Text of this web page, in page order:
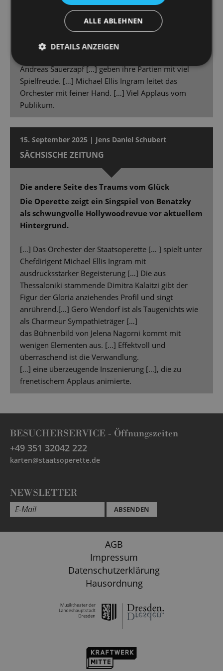
Kalaitzi gibt der Rolle in Präsenz, Spiel und Stimme
ein durch und durch eigenes und überzeugendes
Gepräge. Kalaitzi ist in Ausstrahlung und Können
etwas Besonderes im Ensemble der Staatsoperette.
Andreas Sauerzapf […] geben ihre Partien mit viel
Spielfreude. […] Michael Ellis Ingram leitet das
Orchester mit feiner Hand. […] Viel Applaus vom
Publikum.
15. September 2025 | Jens Daniel Schubert
SÄCHSISCHE ZEITUNG
Die andere Seite des Traums vom Glück
Die Operette zeigt ein Singspiel von Benatzky
als schwungvolle Hollywoodrevue vor aktuellem
Hintergrund.
[…] Das Orchester der Staatsoperette [… ] spielt unter
Chefdirigent Michael Ellis Ingram mit
ausdrucksstarker Begeisterung […] Die aus
Thessaloniki stammende Dimitra Kalaitzi gibt der
Figur der Gloria anziehendes Profil und singt
anrührend.[…] Gero Wendorf ist als Taugenichts wie
als Charmeur Sympathieträger […]
das Bühnenbild von Jelena Nagorni kommt mit
wenigen Elementen aus. […] Effektvoll und
überraschend ist die Verwandlung.
[…] eine überzeugende Inszenierung […], die zu
frenetischem Applaus animierte.
BESUCHERSERVICE - Öffnungszeiten
+49 351 32042 222
karten@staatsoperette.de
NEWSLETTER
ABSENDEN
AGB
Impressum
Datenschutzerklärung
Hausordnung
ALLE ABLEHNEN
DETAILS ANZEIGEN